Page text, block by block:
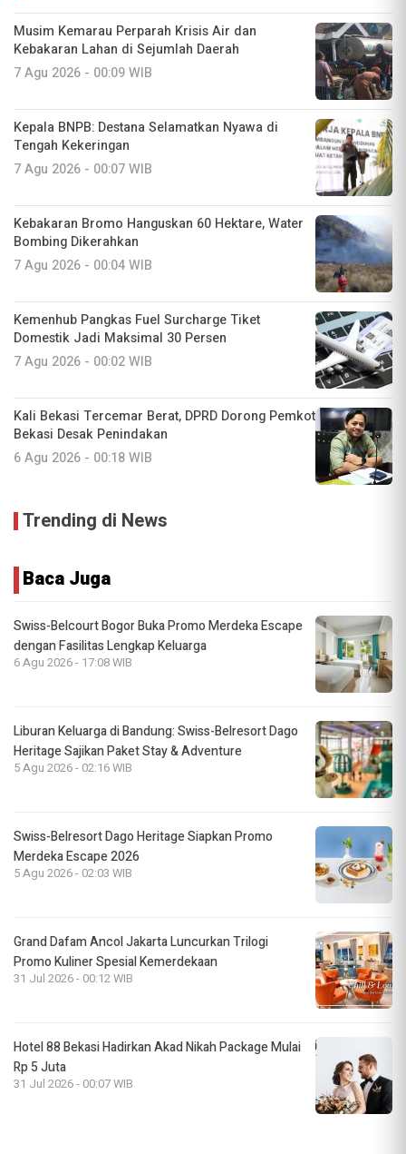
Musim Kemarau Perparah Krisis Air dan
Kebakaran Lahan di Sejumlah Daerah
7 Agu 2026 - 00:09 WIB
Kepala BNPB: Destana Selamatkan Nyawa di
Tengah Kekeringan
7 Agu 2026 - 00:07 WIB
Kebakaran Bromo Hanguskan 60 Hektare, Water
Bombing Dikerahkan
7 Agu 2026 - 00:04 WIB
Kemenhub Pangkas Fuel Surcharge Tiket
Domestik Jadi Maksimal 30 Persen
7 Agu 2026 - 00:02 WIB
Kali Bekasi Tercemar Berat, DPRD Dorong Pemkot
Bekasi Desak Penindakan
6 Agu 2026 - 00:18 WIB
Trending di News
Baca Juga
Swiss-Belcourt Bogor Buka Promo Merdeka Escape
dengan Fasilitas Lengkap Keluarga
6 Agu 2026 - 17:08 WIB
Liburan Keluarga di Bandung: Swiss-Belresort Dago
Heritage Sajikan Paket Stay & Adventure
5 Agu 2026 - 02:16 WIB
Swiss-Belresort Dago Heritage Siapkan Promo
Merdeka Escape 2026
5 Agu 2026 - 02:03 WIB
Grand Dafam Ancol Jakarta Luncurkan Trilogi
Promo Kuliner Spesial Kemerdekaan
31 Jul 2026 - 00:12 WIB
Hotel 88 Bekasi Hadirkan Akad Nikah Package Mulai
Rp 5 Juta
31 Jul 2026 - 00:07 WIB